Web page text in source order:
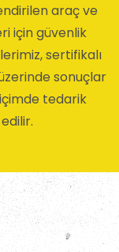
araç ve
için güvenlik
sertifikalı
sonuçlar
tedarik